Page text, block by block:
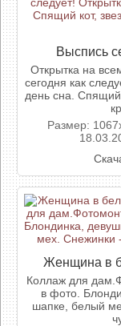
Выспись
Открытка на
сегодня как
день сна. Спящий
Размер:
Женщина в
Коллаж для
в фото.
шапке, белый